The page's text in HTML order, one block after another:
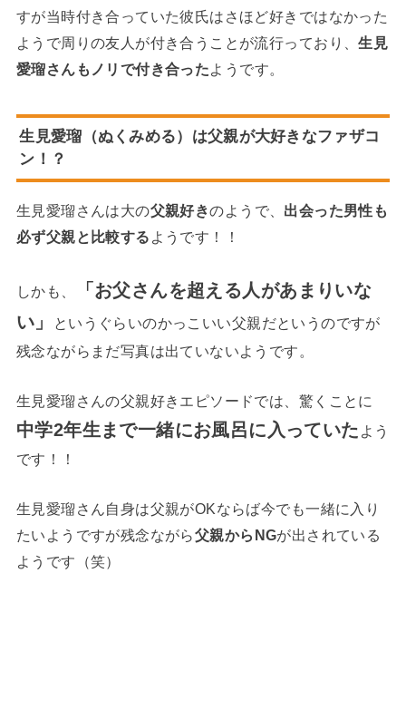
すが当時付き合っていた彼氏はさほど好きではなかった
ようで周りの友人が付き合うことが流行っており、生見
愛瑠さんもノリで付き合ったようです。
生見愛瑠（ぬくみめる）は父親が大好きなファザコ
ン！？
生見愛瑠さんは大の父親好きのようで、 出会った男性も
必ず父親と比較する ようです！！
しかも、
「お父さんを超える人があまりいな
い」
というぐらいのかっこいい父親だというのですが
残念ながらまだ写真は出ていないようです。
生見愛瑠さんの父親好きエピソードでは、驚くことに
中学2年生まで一緒にお風呂に入っていた よう
です！！
生見愛瑠さん自身は父親がOKならば今でも一緒に入り
たいようですが残念ながら父親からNGが出されている
ようです（笑）